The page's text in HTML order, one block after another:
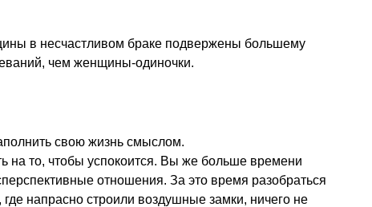
в несчастливом браке подвержены большему
чем женщины-одиночки.
свою жизнь смыслом.
на то, чтобы успокоится. Вы же больше времени
отношения. За это время разобраться
напрасно строили воздушные замки, ничего не